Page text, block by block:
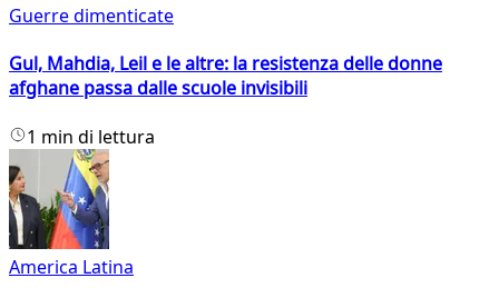
Guerre dimenticate
Gul, Mahdia, Leil e le altre: la resistenza delle donne
afghane passa dalle scuole invisibili
1 min di lettura
America Latina